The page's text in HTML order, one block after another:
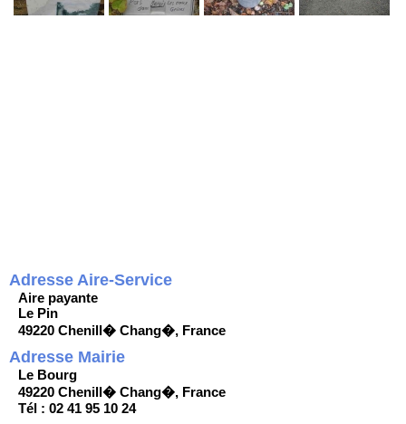
Adresse Aire-Service
Aire payante
Le Pin
49220 Chenill� Chang�, France
Adresse Mairie
Le Bourg
49220 Chenill� Chang�, France
Tél : 02 41 95 10 24